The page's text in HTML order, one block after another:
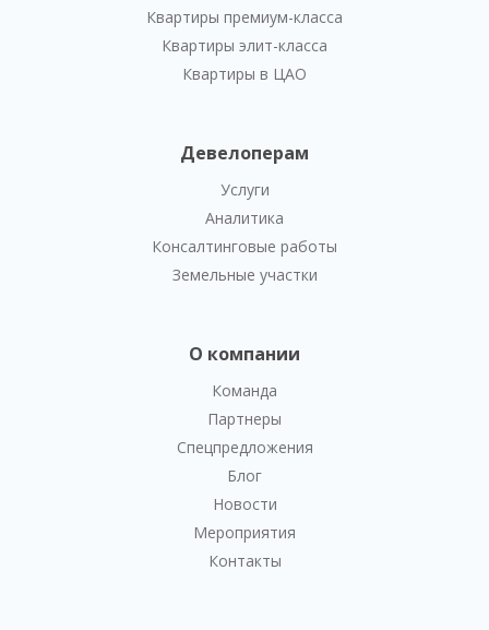
Квартиры премиум-класса
Квартиры элит-класса
Квартиры в ЦАО
Девелоперам
Услуги
Аналитика
Консалтинговые работы
Земельные участки
О компании
Команда
Партнеры
Спецпредложения
Блог
Новости
Мероприятия
Контакты